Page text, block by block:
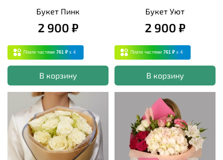
Букет Пинк
2 900 ₽
Плати частями 761 ₽ x 4
В корзину
Букет Уют
2 900 ₽
Плати частями 761 ₽ x 4
В корзину